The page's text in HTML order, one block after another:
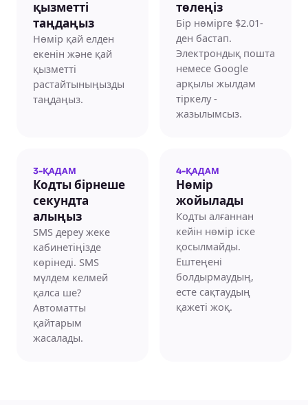
қызметті
таңдаңыз
Нөмір қай елден
екенін және қай
қызметті
растайтыныңызды
таңдаңыз.
төлеңіз
Бір нөмірге $2.01-
ден бастап.
Электрондық пошта
немесе Google
арқылы жылдам
тіркелу -
жазылымсыз.
3-ҚАДАМ
Кодты бірнеше
секундта
алыңыз
SMS дереу жеке
кабинетіңізде
көрінеді. SMS
мүлдем келмей
қалса ше?
Автоматты
қайтарым
жасалады.
4-ҚАДАМ
Нөмір
жойылады
Кодты алғаннан
кейін нөмір іске
қосылмайды.
Ештеңені
болдырмаудың,
есте сақтаудың
қажеті жоқ.